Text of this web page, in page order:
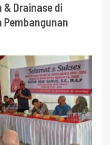
Drainase di
Pembangunan